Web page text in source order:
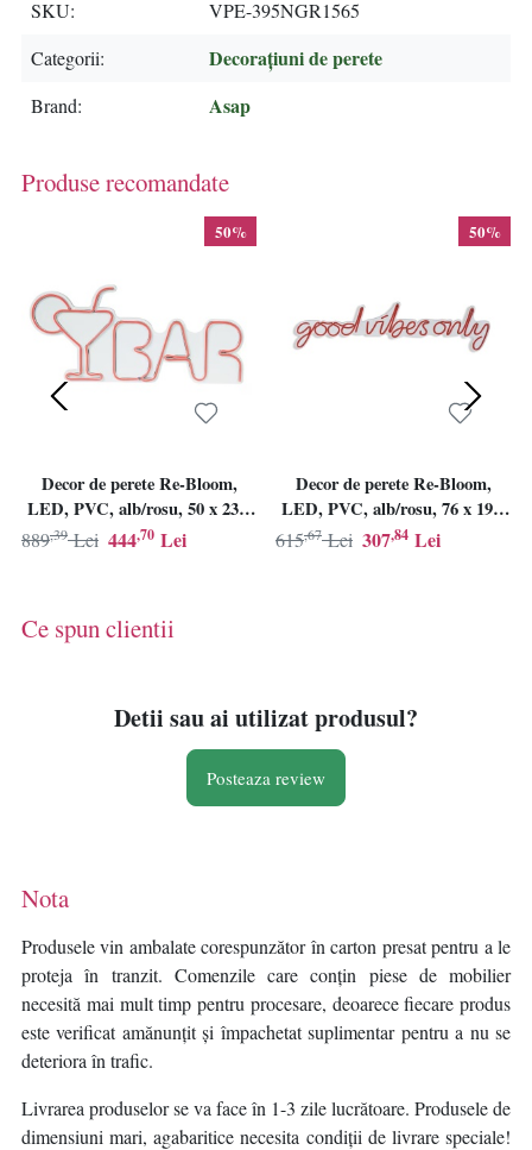
SKU
VPE-395NGR1565
Categorii
Decorațiuni de perete
Brand Asap
Produse recomandate
50%
Decor de perete Re-Bloom,
LED, PVC, alb/rosu, 50 x 23 x
3 cm
444,70 Lei
889,39 Lei
50%
Decor de perete Re-Bloom,
LED, PVC, alb/rosu, 76 x 19 x
2 cm
307,84 Lei
615,67 Lei
Ce spun clientii
Detii sau ai utilizat produsul?
Posteaza review
Nota
Produsele vin ambalate corespunzător în carton presat pentru a le
proteja în tranzit. Comenzile care conțin piese de mobilier
necesită mai mult timp pentru procesare, deoarece fiecare produs
este verificat amănunțit și împachetat suplimentar pentru a nu se
deteriora în trafic.
Livrarea produselor se va face în 1-3 zile lucrătoare. Produsele de
dimensiuni mari, agabaritice necesita condiții de livrare speciale!